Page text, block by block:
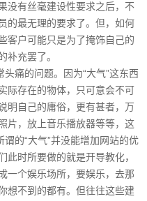
没有丝毫建设性要求之后，不
的最无理的要求了。但，如何
客户可能只是为了掩饰自己的
补充罢了。
痛的问题。因为“大气”这东西
际存在的物体，只可意会不可
明自己的庸俗，更有甚者，万
片，放上音乐播放器等等，这
的“大气”并没能增加网站的优
时所要做的就是开导教化，
一个娱乐场所，要娱乐，去那
想不到的都有。但往往这些建